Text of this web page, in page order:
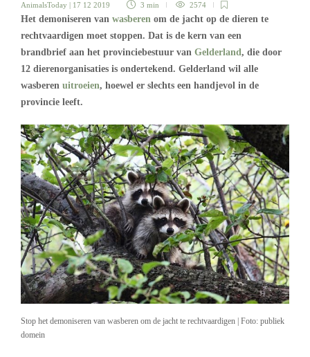
AnimalsToday | 17 12 2019 3 min 2574
Het demoniseren van wasberen om de jacht op de dieren te
rechtvaardigen moet stoppen. Dat is de kern van een
brandbrief aan het provinciebestuur van Gelderland, die door
12 dierenorganisaties is ondertekend. Gelderland wil alle
wasberen uitroeien, hoewel er slechts een handjevol in de
provincie leeft.
Stop het demoniseren van wasberen om de jacht te rechtvaardigen | Foto: publiek
domein